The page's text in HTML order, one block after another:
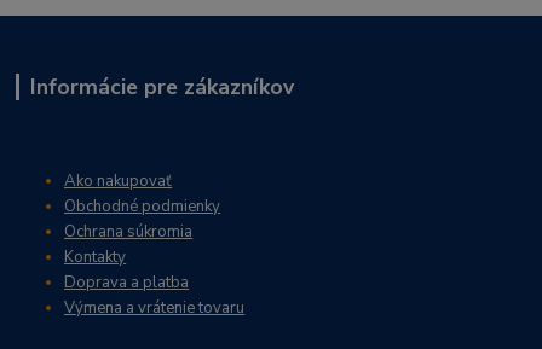
Informácie pre zákazníkov
Ako nakupovať
Obchodné podmienky
Ochrana súkromia
Kontakty
Doprava a platba
Výmena a vrátenie tovaru